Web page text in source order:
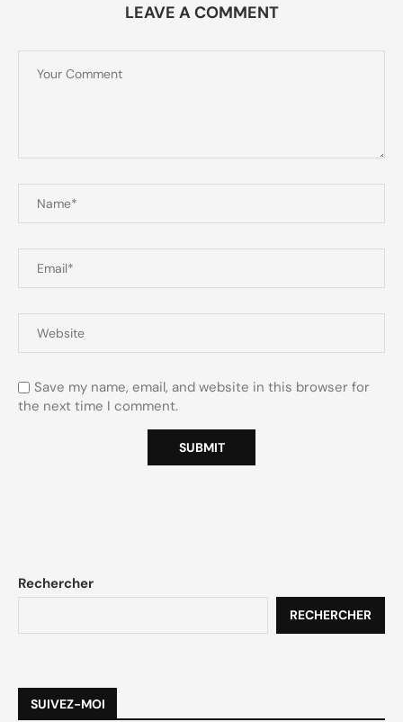
LEAVE A COMMENT
Save my name, email, and website in this browser for
the next time I comment.
Rechercher
RECHERCHER
SUIVEZ-MOI